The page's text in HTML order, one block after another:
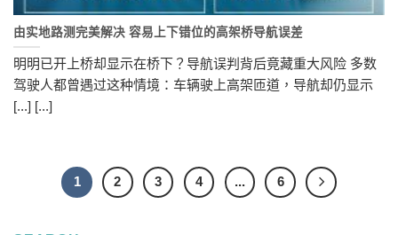
由实地路测完美解决 容易上下错位的高架桥导航误差
明明已开上桥却显示在桥下？导航误判背后竟藏重大风险 多数
驾驶人都曾遇过这种情境：车辆驶上高架匝道，导航却仍显示
[...] [...]
1 2 3 4 ... 6